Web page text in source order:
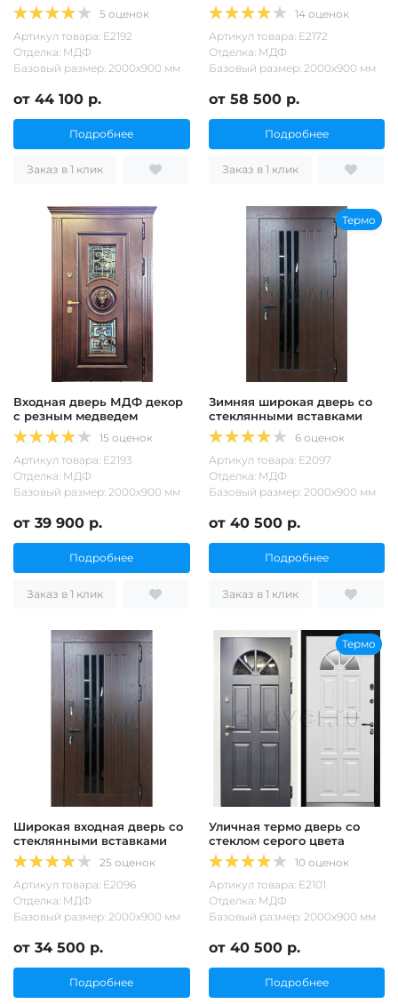
5 оценок
Артикул товара: Е2192
Отделка: МДФ
Базовый размер: 2000х900 мм
от 44 100 р.
Подробнее
Заказ в 1 клик
14 оценок
Артикул товара: Е2172
Отделка: МДФ
Базовый размер: 2000х900 мм
от 58 500 р.
Подробнее
Заказ в 1 клик
Входная дверь МДФ декор
с резным медведем
15 оценок
Артикул товара: Е2193
Отделка: МДФ
Базовый размер: 2000х900 мм
от 39 900 р.
Подробнее
Заказ в 1 клик
Термо
Зимняя широкая дверь со
стеклянными вставками
6 оценок
Артикул товара: Е2097
Отделка: МДФ
Базовый размер: 2000х900 мм
от 40 500 р.
Подробнее
Заказ в 1 клик
Широкая входная дверь со
стеклянными вставками
25 оценок
Артикул товара: Е2096
Отделка: МДФ
Базовый размер: 2000х900 мм
от 34 500 р.
Подробнее
Термо
Уличная термо дверь со
стеклом серого цвета
10 оценок
Артикул товара: Е2101
Отделка: МДФ
Базовый размер: 2000х900 мм
от 40 500 р.
Подробнее